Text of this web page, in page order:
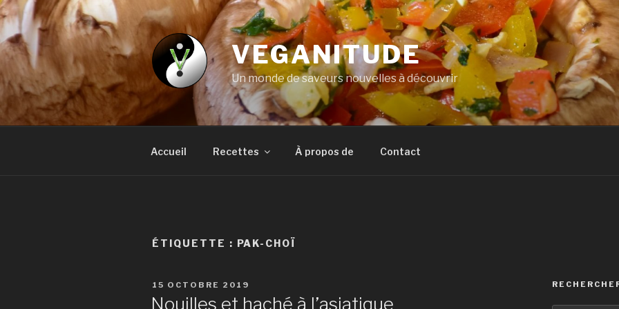
Aller
au
contenu
principal
VEGANITUDE
Un monde de saveurs nouvelles à découvrir
Accueil Recettes À propos de Contact
ÉTIQUETTE : PAK-CHOÏ
PUBLIÉ
15 OCTOBRE 2019
Nouilles et haché à l’asiatique